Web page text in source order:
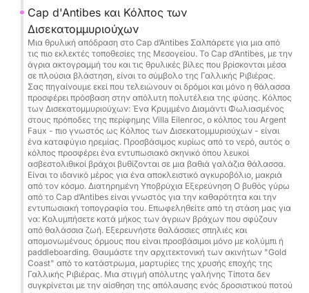
Μην περιμένετε άλλο για να κάνετε κράτηση μαζί
μας μέσω της Click&Boat.
Cap d'Antibes και Κόλπος των
Δισεκατομμυριούχων
Μια θρυλική απόδραση στο Cap d’Antibes Σαλπάρετε για μια από
τις πιο εκλεκτές τοποθεσίες της Μεσογείου. Το Cap d’Antibes, με την
άγρια ακτογραμμή του και τις θρυλικές βίλες που βρίσκονται μέσα
σε πλούσια βλάστηση, είναι το σύμβολο της Γαλλικής Ριβιέρας.
Σας πηγαίνουμε εκεί που τελειώνουν οι δρόμοι και μόνο η θάλασσα
προσφέρει πρόσβαση στην απόλυτη πολυτέλεια της φύσης. Κόλπος
των Δισεκατομμυριούχων: Ένα Κρυμμένο Διαμάντι Φωλιασμένος
στους πρόποδες της περίφημης Villa Eilenroc, ο κόλπος του Argent
Faux - πιο γνωστός ως Κόλπος των Δισεκατομμυριούχων - είναι
ένα καταφύγιο ηρεμίας. Προσβάσιμος κυρίως από το νερό, αυτός ο
κόλπος προσφέρει ένα εντυπωσιακό σκηνικό όπου λευκοί
ασβεστολιθικοί βράχοι βυθίζονται σε μια βαθιά γαλάζια θάλασσα.
Είναι το ιδανικό μέρος για ένα αποκλειστικό αγκυροβόλιο, μακριά
από τον κόσμο. Διατηρημένη Υποβρύχια Εξερεύνηση Ο βυθός γύρω
από το Cap d’Antibes είναι γνωστός για την καθαρότητα και την
εντυπωσιακή τοπογραφία του. Επωφεληθείτε από τη στάση μας για
να: Κολυμπήσετε κατά μήκος των άγριων βράχων που σφύζουν
από θαλάσσια ζωή. Εξερευνήστε θαλάσσιες σπηλιές και
απομονωμένους όρμους που είναι προσβάσιμοι μόνο με κολύμπι ή
paddleboarding. Θαυμάστε την αρχιτεκτονική των ακινήτων "Gold
Coast" από το κατάστρωμα, μαρτυρίες της χρυσής εποχής της
Γαλλικής Ριβιέρας. Μια στιγμή απόλυτης γαλήνης Τίποτα δεν
συγκρίνεται με την αίσθηση της απόλαυσης ενός δροσιστικού ποτού